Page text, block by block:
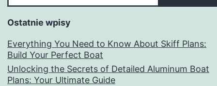
Ostatnie wpisy
Everything You Need to Know About Skiff Plans:
Build Your Perfect Boat
Unlocking the Secrets of Detailed Aluminum Boat
Plans: Your Ultimate Guide